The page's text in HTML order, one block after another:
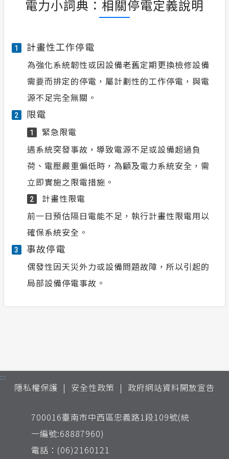
電力小詞典：相關停電定義說明
1 計畫性工作停電
為強化系統韌性或因設備老舊定期更換檢修設備
需要而排定的停電，屬計劃性的工作停電，與電
源不足完全無關。
2 限電
1
緊急限電
遇系統突發事故，導致電源不足或設備超過負
荷、電壓嚴重偏低時，為顧及電力系統安全，需
立即實施之限電措施。
2
計畫性限電
前一日預估隔日電能不足，執行計畫性限電用以
確保系統安全。
3 事故停電
偶發性因天災外力或設備問題故障，所以引起的
局部設備停電事故。
:::
隱私權保護 安全性政策 政府網站資料開放宣告
700016臺南市中西區忠義路1段109號(統
一編號:68887960)
電話：(06)2160121